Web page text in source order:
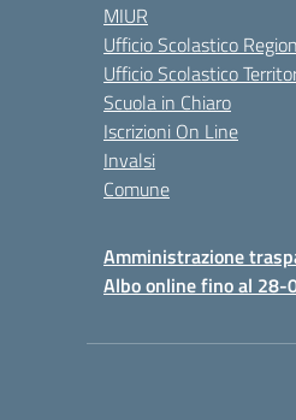
MIUR
Ufficio Scolastico
Ufficio Scolastico
Scuola in Chiaro
Iscrizioni On Line
Invalsi
Comune
Amministrazione
Albo online fino al